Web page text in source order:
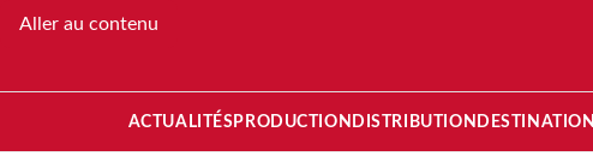
Aller au contenu
ACTUALITÉS PRODUCTION DISTRIBUTION DESTINATION